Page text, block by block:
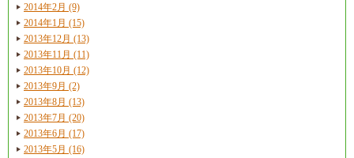
2014年2月 (9)
2014年1月 (15)
2013年12月 (13)
2013年11月 (11)
2013年10月 (12)
2013年9月 (2)
2013年8月 (13)
2013年7月 (20)
2013年6月 (17)
2013年5月 (16)